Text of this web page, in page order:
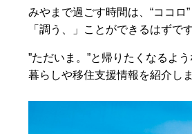
みやまで過ごす時間は、“ココロ”
「調う、」ことができるはずです
”ただいま。”と帰りたくなるよ
暮らしや移住支援情報を紹介しま